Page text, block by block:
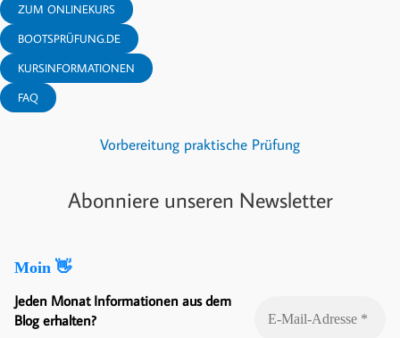
ZUM ONLINEKURS
BOOTSPRÜFUNG.DE
KURSINFORMATIONEN
FAQ
Vorbereitung praktische Prüfung
Abonniere unseren Newsletter
Moin 👋
Jeden Monat Informationen aus dem
Blog erhalten?